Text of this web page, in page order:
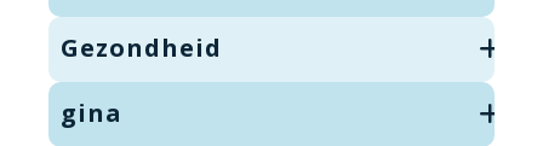
Gezondheid
gina